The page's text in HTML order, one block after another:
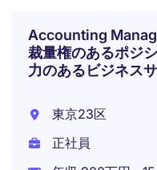
Accounting
裁量権のあるポジ
力のあるビジネス
東京23区
正社員